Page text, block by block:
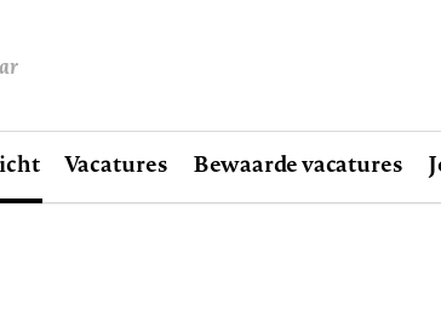
Vacatures Bewaarde vacatures